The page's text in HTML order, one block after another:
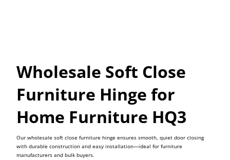
Wholesale Soft Close
Furniture Hinge for
Home Furniture HQ3
Our wholesale soft close furniture hinge ensures smooth, quiet door closing
with durable construction and easy installation—ideal for furniture
manufacturers and bulk buyers.